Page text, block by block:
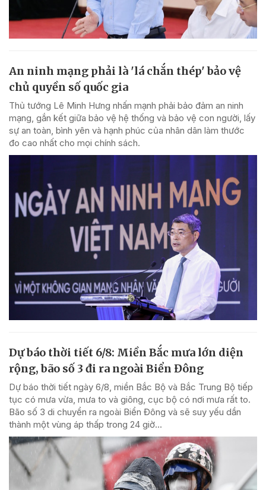
An ninh mạng phải là 'lá chắn thép' bảo vệ
chủ quyền số quốc gia
Thủ tướng Lê Minh Hưng nhấn mạnh phải bảo đảm an ninh
mạng, gắn kết giữa bảo vệ hệ thống và bảo vệ con người, lấy
sự an toàn, bình yên và hạnh phúc của nhân dân làm thước
đo cao nhất cho mọi chính sách.
Dự báo thời tiết 6/8: Miền Bắc mưa lớn diện
rộng, bão số 3 đi ra ngoài Biển Đông
Dự báo thời tiết ngày 6/8, miền Bắc Bộ và Bắc Trung Bộ tiếp
tục có mưa vừa, mưa to và giông, cục bộ có nơi mưa rất to.
Bão số 3 di chuyển ra ngoài Biển Đông và sẽ suy yếu dần
thành một vùng áp thấp trong 24 giờ...